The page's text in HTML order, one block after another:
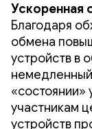
Ускоренная
Благодаря
обмена
устройств в
«состоянии»
участникам
устройств